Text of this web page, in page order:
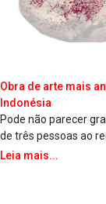
Obra de arte mais
Indonésia
Pode não parecer
de três pessoas ao
Leia mais...